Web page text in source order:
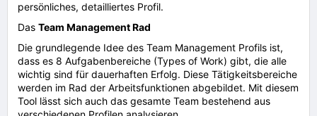
persönliches, detailliertes Profil.
Das Team Management Rad
Die grundlegende Idee des Team Management Profils ist,
dass es 8 Aufgabenbereiche (Types of Work) gibt, die alle
wichtig sind für dauerhaften Erfolg. Diese Tätigkeitsbereiche
werden im Rad der Arbeitsfunktionen abgebildet. Mit diesem
Tool lässt sich auch das gesamte Team bestehend aus